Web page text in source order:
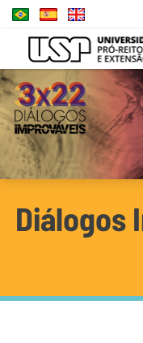
Diálogos